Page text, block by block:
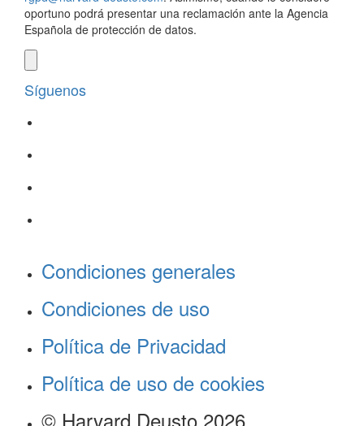
oportuno podrá presentar una reclamación ante la Agencia
Española de protección de datos.
Síguenos
Condiciones generales
Condiciones de uso
Política de Privacidad
Política de uso de cookies
© Harvard Deusto 2026